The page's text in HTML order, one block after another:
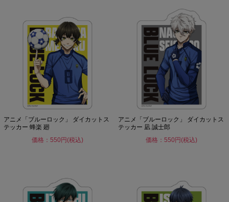
アニメ「ブルーロック」 ダイカットス
テッカー 蜂楽 廻
価格：550円(税込)
アニメ「ブルーロック」 ダイカットス
テッカー 凪 誠士郎
価格：550円(税込)